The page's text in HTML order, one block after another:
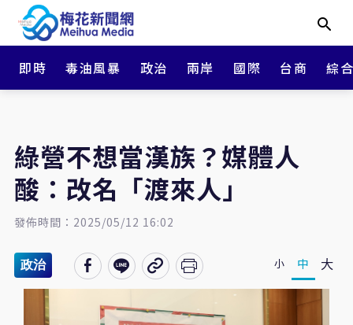
即時 毒油風暴 政治 兩岸 國際 台商 綜
綠營不想當漢族？媒體人
酸：改名「渡來人」
發佈時間：2025/05/12 16:02
政治 小 中 大